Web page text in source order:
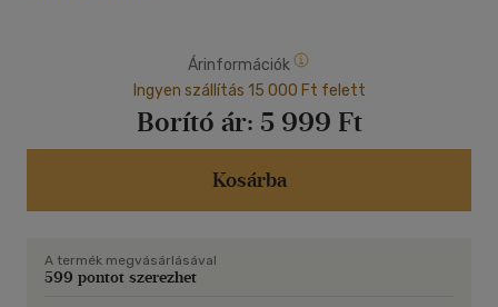
helyzetek újra és újra megtörténnek velünk.
Ha ezek alapján magunkra ismerünk, megnyugodhatunk, nem
vagyunk ezekkel egyedül. Mindannyiunknak megvannak a
magunk belső történetei, melyek sokszor észrevétlenül
irányítanak minket. Ezekkel a belső forgatókönyveinkkel, más
néven sémáinkkal ismerkedhetünk meg most. Létrejöttükről
elfogadás és elköteleződés terápia gyakorlatai segítségével
megtanulhatunk együtt élni velük.
Árinformációk
Ingyen szállítás 15 000 Ft felett
Borító ár: 5 999 Ft
Kosárba
A termék megvásárlásával
599 pontot szerezhet